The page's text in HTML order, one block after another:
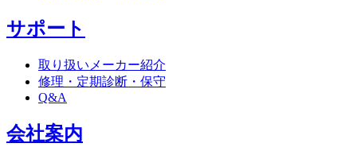
サポート
取り扱いメーカー紹介
修理・定期診断・保守
Q&A
会社案内